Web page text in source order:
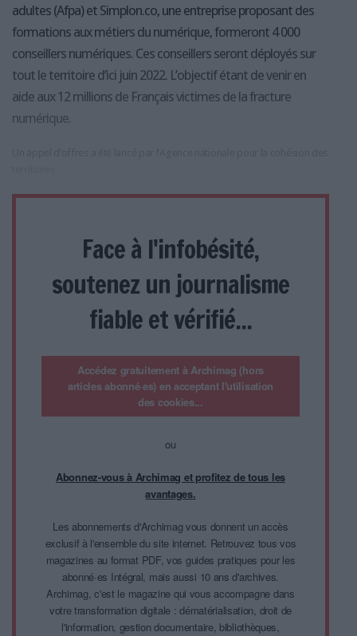
adultes (Afpa) et Simplon.co, une entreprise proposant des
formations aux métiers du numérique, formeront 4 000
conseillers numériques. Ces conseillers seront déployés sur
tout le territoire d’ici juin 2022. L’objectif étant de venir en
aide aux 12 millions de Français victimes de la fracture
numérique.
Face à l'infobésité,
soutenez un journalisme
fiable et vérifié...
Accédez gratuitement à Archimag (hors
articles abonné·es) en acceptant l'utilisation
des cookies...
ou
Abonnez-vous à Archimag et profitez de tous les
avantages.
Les abonnements d'Archimag vous donnent un accès
exclusif à l'ensemble du site internet. Retrouvez tous vos
magazines au format PDF, vos guides pratiques pour les
abonné·es Intégral, mais aussi 10 ans d'archives.
Archimag, c'est le magazine qui vous accompagne dans
votre transformation digitale : dématérialisation, droit de
l'information, gestion documentaire, bibliothèques,